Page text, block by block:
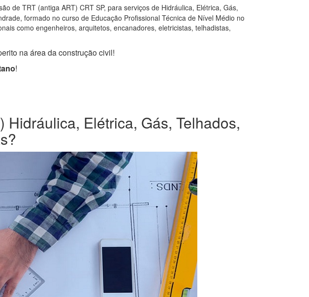
de TRT (antiga ART) CRT SP, para serviços de Hidráulica, Elétrica, Gás,
formado no curso de Educação Profissional Técnica de Nível Médio no
como engenheiros, arquitetos, encanadores, eletricistas, telhadistas,
na área da construção civil!
!
Elétrica, Gás, Telhados,